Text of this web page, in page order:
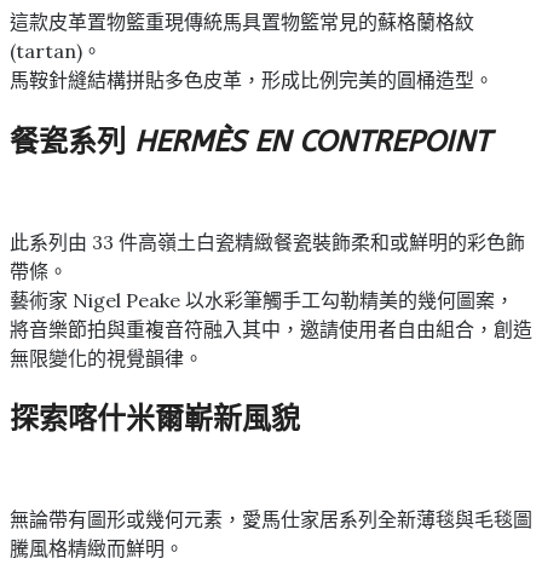
這款皮革置物籃重現傳統馬具置物籃常見的蘇格蘭格紋
(tartan)。
馬鞍針縫結構拼貼多色皮革，形成比例完美的圓桶造型。
餐瓷系列 HERMÈS EN CONTREPOINT
此系列由 33 件高嶺土白瓷精緻餐瓷裝飾柔和或鮮明的彩色飾
帶條。
藝術家 Nigel Peake 以水彩筆觸手工勾勒精美的幾何圖案，
將音樂節拍與重複音符融入其中，邀請使用者自由組合，創造
無限變化的視覺韻律。
探索喀什米爾嶄新風貌
無論帶有圖形或幾何元素，愛馬仕家居系列全新薄毯與毛毯圖
騰風格精緻而鮮明。